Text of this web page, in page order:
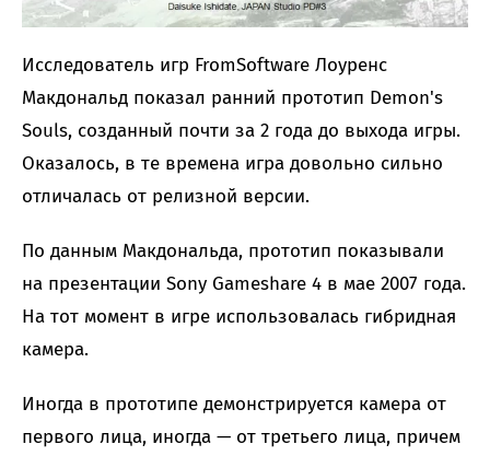
Исследователь игр FromSoftware Лоуренс
Макдональд показал ранний прототип Demon's
Souls, созданный почти за 2 года до выхода игры.
Оказалось, в те времена игра довольно сильно
отличалась от релизной версии.
По данным Макдональда, прототип показывали
на презентации Sony Gameshare 4 в мае 2007 года.
На тот момент в игре использовалась гибридная
камера.
Иногда в прототипе демонстрируется камера от
первого лица, иногда — от третьего лица, причем